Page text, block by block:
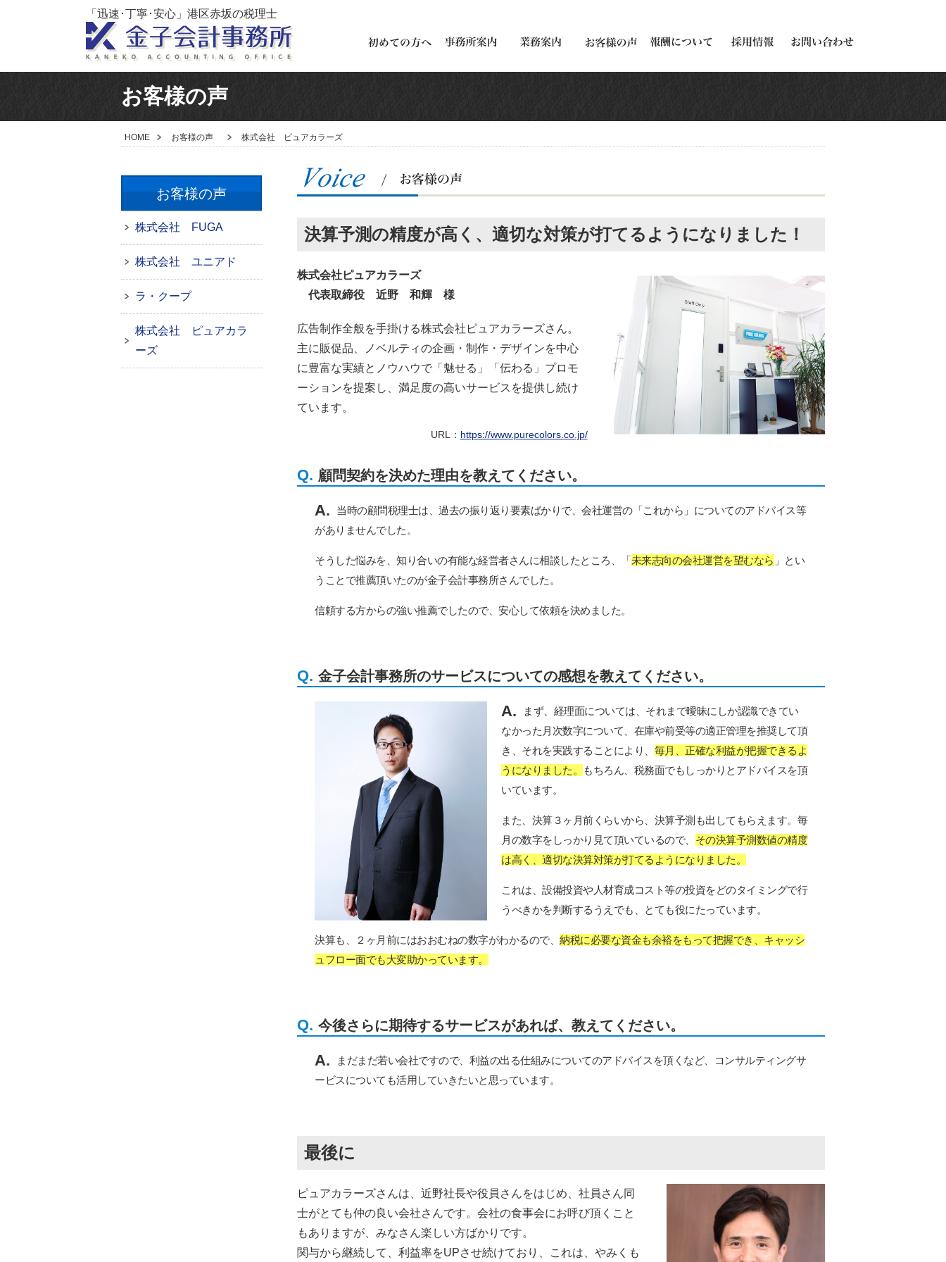
「迅速･丁寧･安心」港区赤坂の税理士
お客様の声
HOME お客様の声 株式会社 ピュアカラーズ
決算予測の精度が高く、適切な対策が打てるようになりました！
株式会社ピュアカラーズ
代表取締役 近野 和輝 様
広告制作全般を手掛ける株式会社ピュアカラーズさん。
主に販促品、ノベルティの企画・制作・デザインを中心
に豊富な実績とノウハウで「魅せる」「伝わる」プロモ
ーションを提案し、満足度の高いサービスを提供し続け
ています。
URL： https://www.purecolors.co.jp/
顧問契約を決めた理由を教えてください。
A.
当時の顧問税理士は、過去の振り返り要素ばかりで、会社運営の「これから」についてのアドバイス等
がありませんでした。
そうした悩みを、知り合いの有能な経営者さんに相談したところ、「未来志向の会社運営を望むなら 」とい
うことで推薦頂いたのが金子会計事務所さんでした。
信頼する方からの強い推薦でしたので、安心して依頼を決めました。
金子会計事務所のサービスについての感想を教えてください。
A.
まず、経理面については、それまで曖昧にしか認識できてい
なかった月次数字について、在庫や前受等の適正管理を推奨して頂
き、それを実践することにより、 毎月、正確な利益が把握できるよ
うになりました。
もちろん、税務面でもしっかりとアドバイスを頂
いています。
また、決算３ヶ月前くらいから、決算予測も出してもらえます。毎
月の数字をしっかり見て頂いているので、 その決算予測数値の精度
は高く、適切な決算対策が打てるようになりました。
これは、設備投資や人材育成コスト等の投資をどのタイミングで行
うべきかを判断するうえでも、とても役にたっています。
決算も、２ヶ月前にはおおむねの数字がわかるので、 納税に必要な資金も余裕をもって把握でき、キャッシ
ュフロー面でも大変助かっています。
今後さらに期待するサービスがあれば、教えてください。
A.
まだまだ若い会社ですので、利益の出る仕組みについてのアドバイスを頂くなど、コンサルティングサ
ービスについても活用していきたいと思っています。
最後に
ピュアカラーズさんは、近野社長や役員さんをはじめ、社員さん同
士がとても仲の良い会社さんです。会社の食事会にお呼び頂くこと
もありますが、みなさん楽しい方ばかりです。
関与から継続して、利益率をUPさせ続けており、これは、やみくも
お客様の声
株式会社 FUGA
株式会社 ユニアド
ラ・クープ
株式会社 ピュアカラ
ーズ